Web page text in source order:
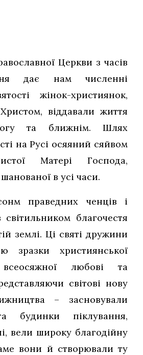
Церкви з часів
дає нам численні
жінок-християнок,
віддавали життя
та ближнім. Шлях
на Русі осяяний сяйвом
Матері Господа,
в усі часи.
праведних ченців і
благочестя
землі. Ці святі дружини
зразки християнської
всеосяжної любові та
світові нову
– засновували
будинки піклування,
вели широку благодійну
вони й створювали ту